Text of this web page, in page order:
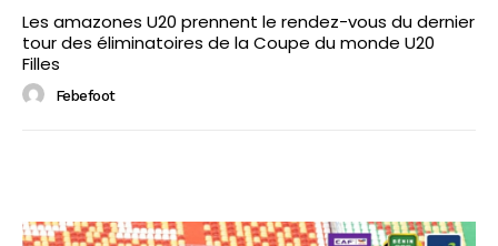
Les amazones U20 prennent le rendez-vous du dernier
tour des éliminatoires de la Coupe du monde U20
Filles
Febefoot